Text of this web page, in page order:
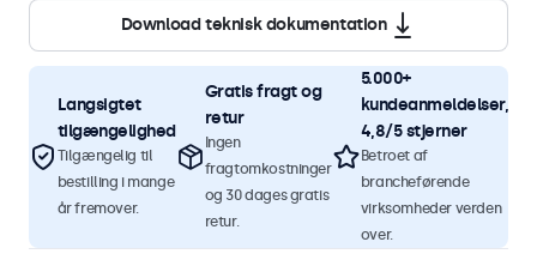
Download teknisk dokumentation
Langsigtet
tilgængelighed
Tilgængelig til
bestilling i mange
år fremover.
Gratis fragt og
retur
Ingen
fragtomkostninger
og 30 dages gratis
retur.
5.000+
kundeanmeldelser,
4,8/5 stjerner
Betroet af
brancheførende
virksomheder verden
over.